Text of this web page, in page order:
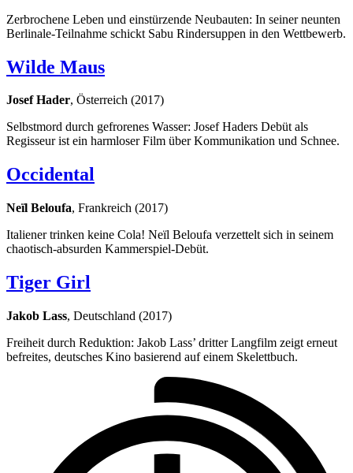
Zerbrochene Leben und einstürzende Neubauten: In seiner neunten
Berlinale-Teilnahme schickt Sabu Rindersuppen in den Wettbewerb.
Wilde Maus
Josef Hader, Österreich (2017)
Selbstmord durch gefrorenes Wasser: Josef Haders Debüt als
Regisseur ist ein harmloser Film über Kommunikation und Schnee.
Occidental
Neïl Beloufa, Frankreich (2017)
Italiener trinken keine Cola! Neïl Beloufa verzettelt sich in seinem
chaotisch-absurden Kammerspiel-Debüt.
Tiger Girl
Jakob Lass, Deutschland (2017)
Freiheit durch Reduktion: Jakob Lass’ dritter Langfilm zeigt erneut
befreites, deutsches Kino basierend auf einem Skelettbuch.